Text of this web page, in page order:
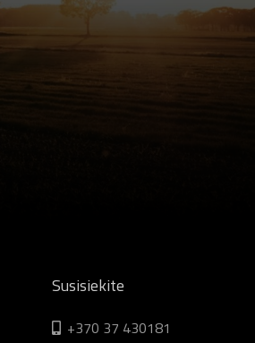
Susisiekite
+370 37 430181